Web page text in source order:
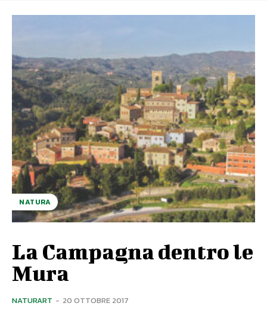
NATURA
La Campagna dentro le
Mura
NATURART - 20 OTTOBRE 2017